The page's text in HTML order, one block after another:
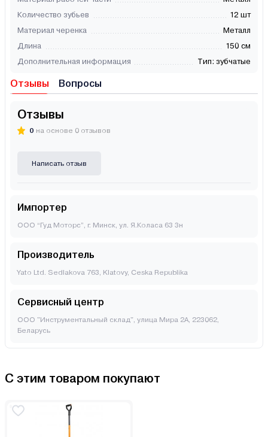
Количество зубьев
12 шт
Материал черенка
Металл
Длина
150 см
Дополнительная информация
Тип: зубчатые
Отзывы Вопросы
Отзывы
0 на основе 0 отзывов
Написать отзыв
Импортер
ООО “Гуд Моторс”, г. Минск, ул. Я.Коласа 63 3н
Производитель
Yato Ltd. Sedlakova 763, Klatovy, Ceska Republika
Сервисный центр
ООО "Инструментальный склад", улица Мира 2А, 223062,
Беларусь
С этим товаром покупают